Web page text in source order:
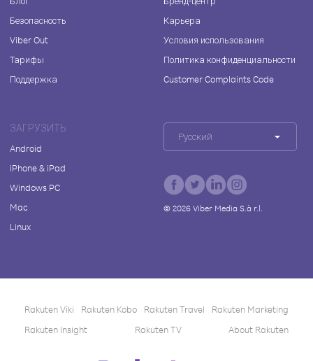
Безопасность
Viber Out
Тарифы
Поддержка
Карьера
Условия использования
Политика конфиденциальности
Customer Complaints Code
ЗАГРУЗИТЬ
Android
iPhone & iPad
Windows PC
Mac
Linux
Русский
© 2026Viber Media S.à r.l.
Rakuten Viki Rakuten Kobo Rakuten Travel
Rakuten Marketing
Rakuten Insight
Rakuten TV About Rakuten